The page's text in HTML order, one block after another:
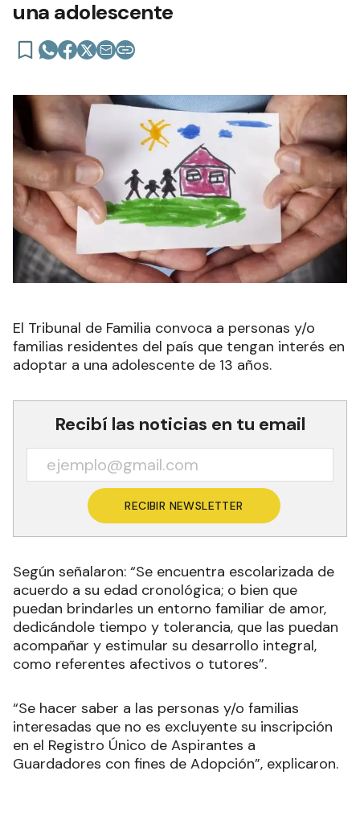
una adolescente
El Tribunal de Familia convoca a personas y/o
familias residentes del país que tengan interés en
adoptar a una adolescente de 13 años.
Recibí las noticias en tu email
RECIBIR NEWSLETTER
Según señalaron: “Se encuentra escolarizada de
acuerdo a su edad cronológica; o bien que
puedan brindarles un entorno familiar de amor,
dedicándole tiempo y tolerancia, que las puedan
acompañar y estimular su desarrollo integral,
como referentes afectivos o tutores”.
“Se hacer saber a las personas y/o familias
interesadas que no es excluyente su inscripción
en el Registro Único de Aspirantes a
Guardadores con fines de Adopción”, explicaron.